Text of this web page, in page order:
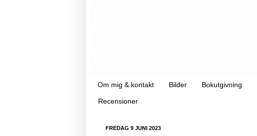
Om mig & kontakt Bilder Bokutgivning
Recensioner
FREDAG 9 JUNI 2023